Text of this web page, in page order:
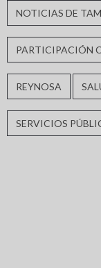
NOTICIAS DE
PARTICIPACIÓN
REYNOSA
SERVICIOS